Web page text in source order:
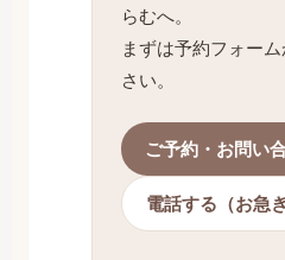
らむへ。
まずは予約フォー
さい。
ご予約・お問い
電話する（お急